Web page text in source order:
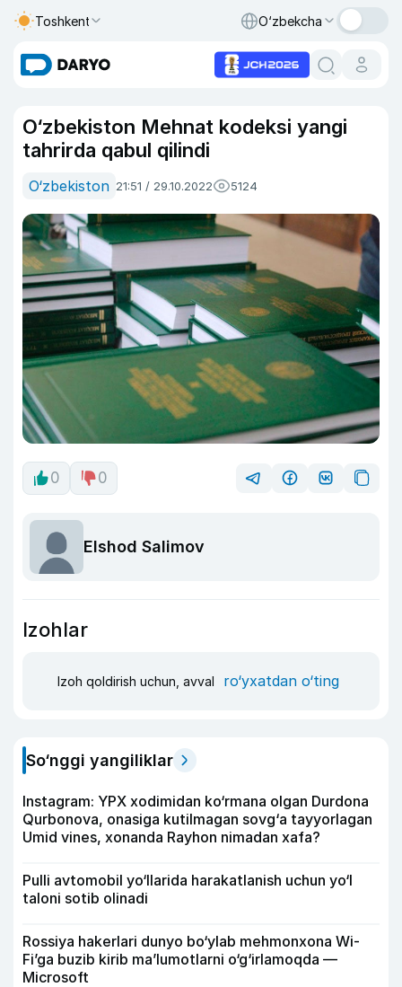
Toshkent O‘zbekcha
O‘zbekiston Mehnat kodeksi yangi
tahrirda qabul qilindi
O‘zbekiston 21:51 / 29.10.2022 5124
0 0
Elshod Salimov
Izohlar
Izoh qoldirish uchun, avval ro‘yxatdan o‘ting
So‘nggi yangiliklar
Instagram: YPX xodimidan ko‘rmana olgan Durdona
Qurbonova, onasiga kutilmagan sovg‘a tayyorlagan
Umid vines, xonanda Rayhon nimadan xafa?
Pulli avtomobil yo‘llarida harakatlanish uchun yo‘l
taloni sotib olinadi
Rossiya hakerlari dunyo bo‘ylab mehmonxona Wi-
Fi’ga buzib kirib ma’lumotlarni o‘g‘irlamoqda —
Microsoft